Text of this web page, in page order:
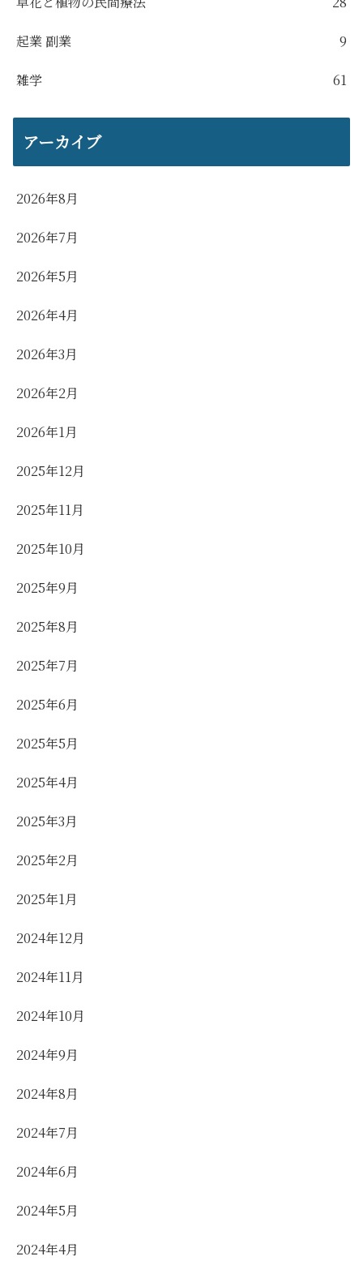
起業 副業 9
雑学 61
アーカイブ
2026年8月
2026年7月
2026年5月
2026年4月
2026年3月
2026年2月
2026年1月
2025年12月
2025年11月
2025年10月
2025年9月
2025年8月
2025年7月
2025年6月
2025年5月
2025年4月
2025年3月
2025年2月
2025年1月
2024年12月
2024年11月
2024年10月
2024年9月
2024年8月
2024年7月
2024年6月
2024年5月
2024年4月